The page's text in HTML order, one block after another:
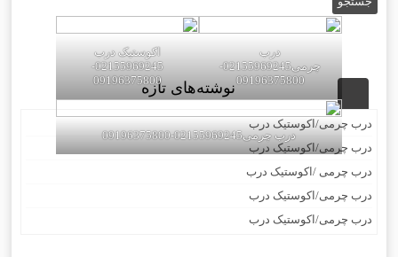
درب
چرمی02155969245-
09196375800
اکوستیک درب
02155969245-
09196375800
درب چرمی02155969245-09196375800
نوشته‌های تازه
درب چرمی/اکوستیک درب
درب چرمی/اکوستیک درب
درب چرمی /اکوستیک درب
درب چرمی/اکوستیک درب
درب چرمی/اکوستیک درب